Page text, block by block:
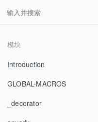
模块
Introduction
GLOBAL-MACROS
_decorator